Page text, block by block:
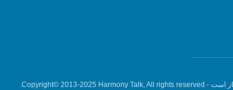
است - Copyright© 2013-2025 Harmony Talk, All rights reserved.